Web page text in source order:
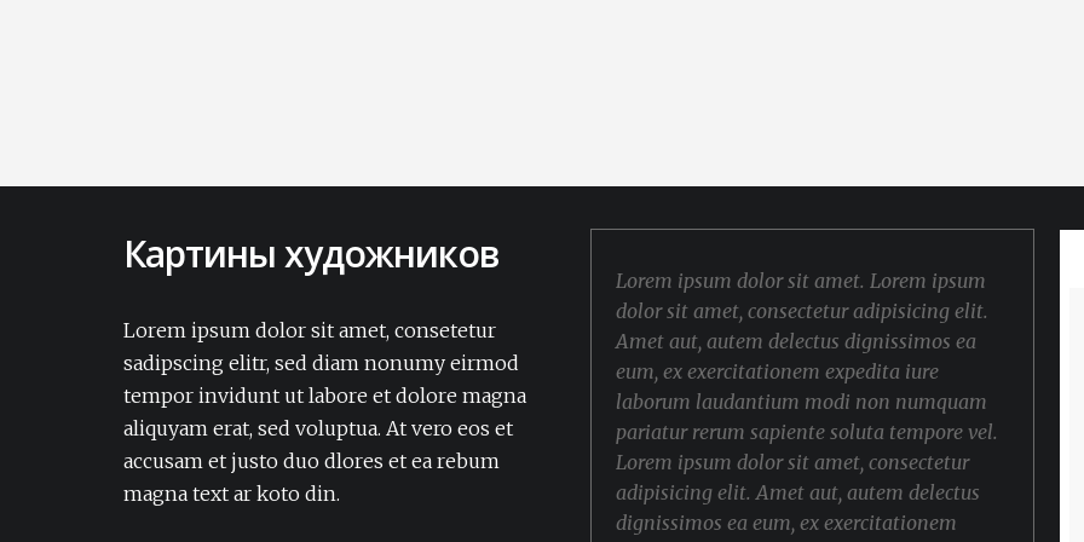
Картины художников
Lorem ipsum dolor sit amet, consetetur
sadipscing elitr, sed diam nonumy eirmod
tempor invidunt ut labore et dolore magna
aliquyam erat, sed voluptua. At vero eos et
accusam et justo duo dlores et ea rebum
magna text ar koto din.
Lorem ipsum dolor sit amet, consectetur
dignissimos ea eum, ex exercitationem
expedita iure laborum laudantium modi
non numquam pariatur rerum sapiente
soluta tempore vel.Lorem ipsum dolor sit
amet, consectetur adipisicing elit. Amet aut,
autem delectus dignissimos ea eum, ex
Lorem ipsum dolor sit amet. Lorem ipsum
dolor sit amet, consectetur adipisicing elit.
Amet aut, autem delectus dignissimos ea
eum, ex exercitationem expedita iure
laborum laudantium modi non numquam
pariatur rerum sapiente soluta tempore vel.
Lorem ipsum dolor sit amet, consectetur
adipisicing elit. Amet aut, autem delectus
dignissimos ea eum, ex exercitationem